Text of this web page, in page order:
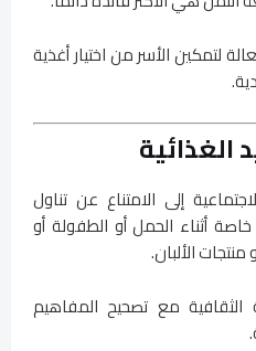
لتمكين الأسر من اختيار أغذية
إلى الامتناع عن تناول
خاصة أثناء الحمل أو الطفولة أو
الألبان.
مع تصحيح المفاهيم